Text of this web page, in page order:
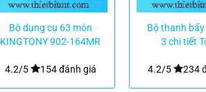
Bộ dụng cụ 63 món
KINGTONY 902-164MR
4.2/5 154 đánh giá
Bộ thanh
3 chi tiết
4.2/5
234